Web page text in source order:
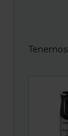
Tenemos